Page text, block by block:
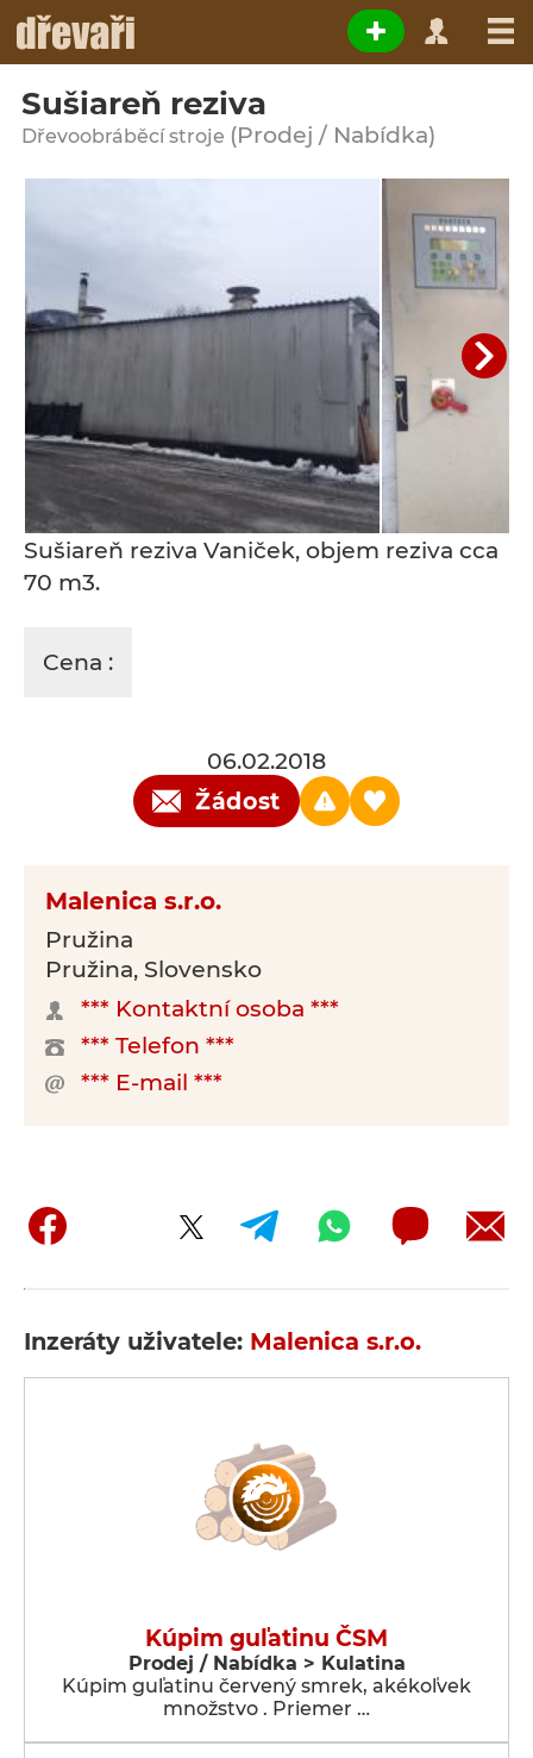
Sušiareň reziva
Dřevoobráběcí stroje (Prodej / Nabídka)
Sušiareň reziva Vaniček, objem reziva cca
70 m3.
Cena :
06.02.2018
Žádost
Malenica s.r.o.
Pružina
Pružina, Slovensko
*** Kontaktní osoba ***
*** Telefon ***
*** E-mail ***
Inzeráty uživatele: Malenica s.r.o.
Kúpim guľatinu ČSM
Prodej / Nabídka > Kulatina
Kúpim guľatinu červený smrek, akékoľvek
množstvo . Priemer …